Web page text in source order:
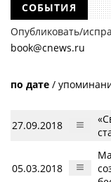
СОБЫТИЯ
Опубликовать/
book@cnews.ru
по дате /
27.09.2018
05.03.2018